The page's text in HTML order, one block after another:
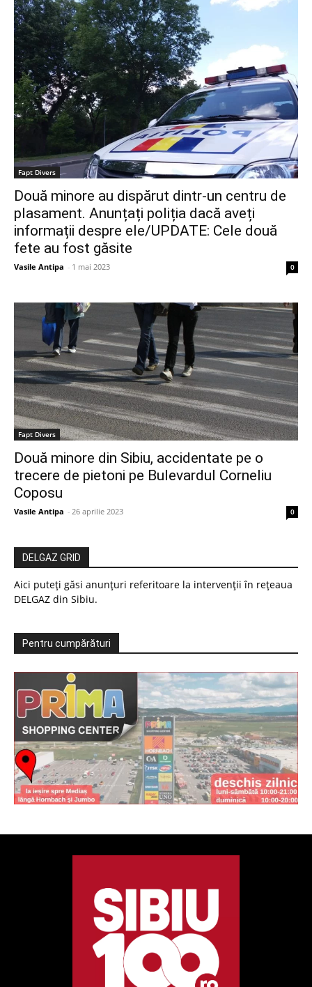
Fapt Divers
Două minore au dispărut dintr-un centru de
plasament. Anunțați poliția dacă aveți
informații despre ele/UPDATE: Cele două
fete au fost găsite
Vasile Antipa - 1 mai 2023 0
Fapt Divers
Două minore din Sibiu, accidentate pe o
trecere de pietoni pe Bulevardul Corneliu
Coposu
Vasile Antipa - 26 aprilie 2023 0
DELGAZ GRID
Aici puteți găsi anunțuri referitoare la intervenții în rețeaua
DELGAZ din Sibiu.
Pentru cumpărături